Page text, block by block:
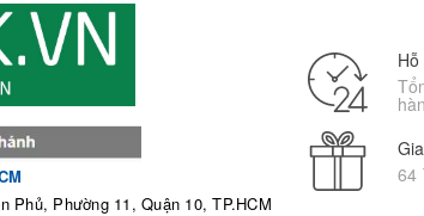
Phủ, Phường 11, Quận 10, TP.HCM
64